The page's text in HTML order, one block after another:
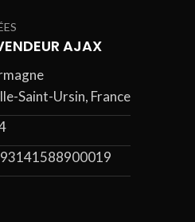
AJAX
Saint-Ursin, France
93141588900019